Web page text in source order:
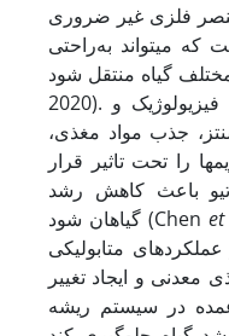
فلزی غیر ضروری
می‏تواند به‌راحتی
2020). سمیت کادمیم می‏تواند فرآیندهای فیزیولوژیک و
جذب مواد مغذی،
را تحت تاثیر قرار
باعث کاهش رشد
گیاهان شود (Chen
عملکردهای متابولیکی
و ایجاد تغییر
در سیستم ریشه